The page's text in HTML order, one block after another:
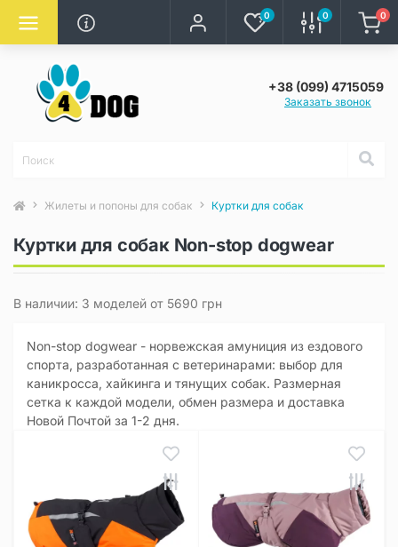
0 0 0
+38 (099) 4715059
Заказать звонок
Жилеты и попоны для собак Куртки для собак
Куртки для собак Non-stop dogwear
В наличии: 3 моделей от 5690 грн
Non-stop dogwear - норвежская амуниция из ездового
спорта, разработанная с ветеринарами: выбор для
каникросса, хайкинга и тянущих собак. Размерная
сетка к каждой модели, обмен размера и доставка
Новой Почтой за 1-2 дня.